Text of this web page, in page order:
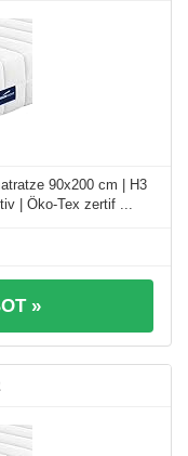
90x200 cm | H3
| Öko-Tex zertif ...
»